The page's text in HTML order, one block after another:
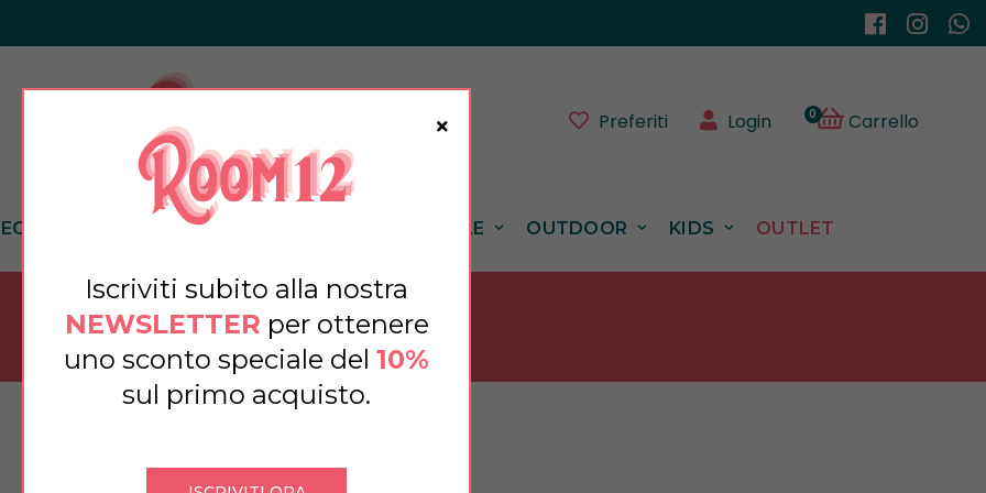
Preferiti Login 0 Carrello
PROFUMAZIONI TESSILE OUTDOOR KIDS OUTLET
MARCHI
Iscriviti subito alla nostra
NEWSLETTER per ottenere
uno sconto speciale del 10%
sul primo acquisto.